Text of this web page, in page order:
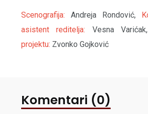
Scenografija: Andreja Rondović,
asistent reditelja: Vesna
projektu: Zvonko Gojković
Komentari (0)